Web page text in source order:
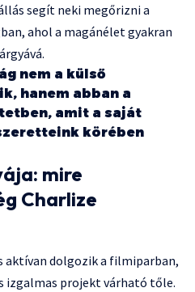
segít neki megőrizni a
ahol a magánélet gyakran
nem a külső
hanem abban a
amit a saját
körében
mire
Charlize
aktívan dolgozik a filmiparban,
izgalmas projekt várható tőle.